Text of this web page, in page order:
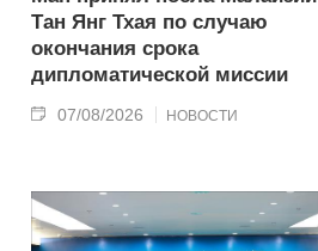
Тан Янг Тхая по случаю
окончания срока
дипломатической миссии
07/08/2026 НОВОСТИ